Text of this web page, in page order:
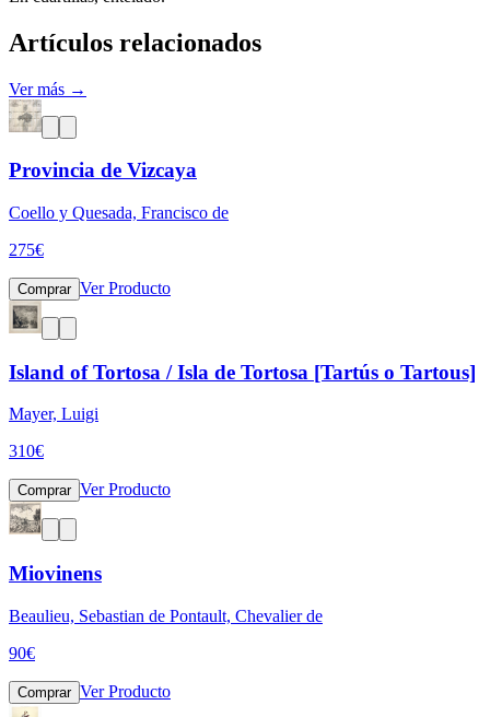
Artículos relacionados
Ver más →
Provincia de Vizcaya
Coello y Quesada, Francisco de
275€
Comprar Ver Producto
Island of Tortosa / Isla de Tortosa [Tartús o Tartous]
Mayer, Luigi
310€
Comprar Ver Producto
Miovinens
Beaulieu, Sebastian de Pontault, Chevalier de
90€
Comprar Ver Producto